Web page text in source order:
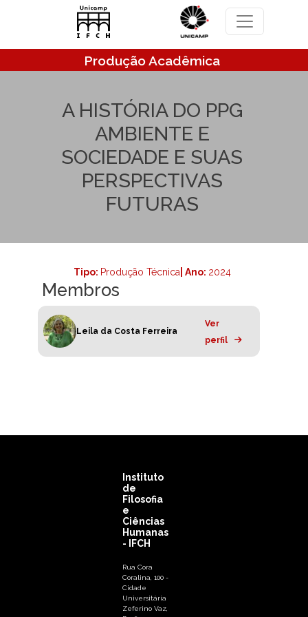
Pular para o conteúdo principal
Produção Acadêmica
A HISTÓRIA DO PPG
AMBIENTE E
SOCIEDADE E SUAS
PERSPECTIVAS
FUTURAS
Tipo: Produção Técnica | Ano: 2024
Membros
Leila da Costa Ferreira
Ver
perfil
Instituto
de
Filosofia
e
Ciências
Humanas
- IFCH
Rua Cora
Coralina, 100 -
Cidade
Universitária
Zeferino Vaz,